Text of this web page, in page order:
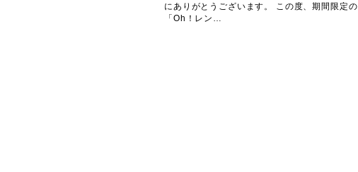
にありがとうございます。 この度、期間限定の
「Oh！レン…